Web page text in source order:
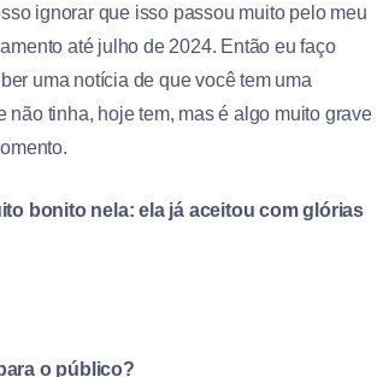
ignorar que isso passou muito pelo meu
até julho de 2024. Então eu faço
uma notícia de que você tem uma
tinha, hoje tem, mas é algo muito grave
bonito nela: ela já aceitou com glórias
o público?